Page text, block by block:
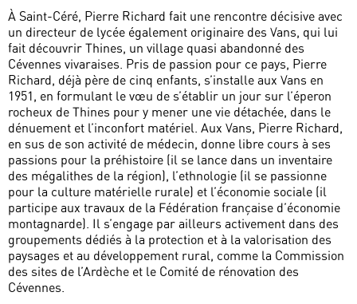
À Saint-Céré, Pierre Richard fait une rencontre décisive avec
un directeur de lycée également originaire des Vans, qui lui
fait découvrir Thines, un village quasi abandonné des
Cévennes vivaraises. Pris de passion pour ce pays, Pierre
Richard, déjà père de cinq enfants, s’installe aux Vans en
1951, en formulant le vœu de s’établir un jour sur l’éperon
rocheux de Thines pour y mener une vie détachée, dans le
dénuement et l’inconfort matériel. Aux Vans, Pierre Richard,
en sus de son activité de médecin, donne libre cours à ses
passions pour la préhistoire (il se lance dans un inventaire
des mégalithes de la région), l’ethnologie (il se passionne
pour la culture matérielle rurale) et l’économie sociale (il
participe aux travaux de la Fédération française d’économie
montagnarde). Il s’engage par ailleurs activement dans des
groupements dédiés à la protection et à la valorisation des
paysages et au développement rural, comme la Commission
des sites de l’Ardèche et le Comité de rénovation des
Cévennes.